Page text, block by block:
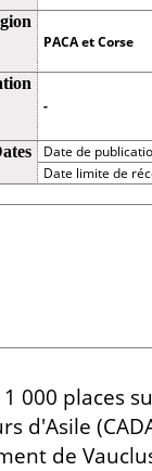
PACA et Corse
-
Date de
Date limite de
000 places
d'Asile
de